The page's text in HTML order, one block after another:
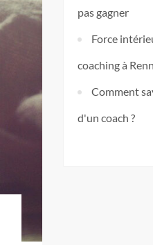
pas gagner
Force
coaching à
Comment
d'un coach ?